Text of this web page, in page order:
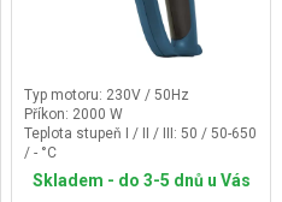
Typ motoru: 230V / 50Hz
Příkon: 2000 W
Teplota stupeň I / II / III: 50 / 50-650
/ - °C
Průtok vzduchu st. I / II / II: 250-500
/ 250-500 / - l/min
Skladem - do 3-5 dnů u Vás